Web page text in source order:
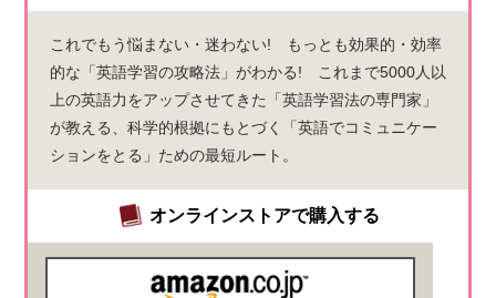
これでもう悩まない・迷わない! もっとも効果的・効率
的な「英語学習の攻略法」がわかる! これまで5000人以
上の英語力をアップさせてきた「英語学習法の専門家」
が教える、科学的根拠にもとづく「英語でコミュニケー
ションをとる」ための最短ルート。
オンラインストアで購入する